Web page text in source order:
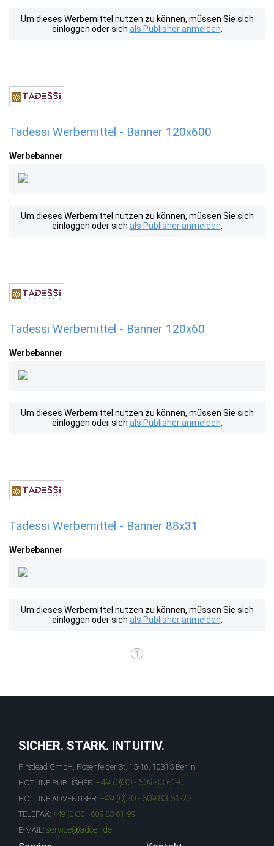
Um dieses Werbemittel nutzen zu können, müssen Sie sich
einloggen oder sich als Publisher anmelden
Tadessi Werbemittel - Banner 120x600
Werbebanner
Um dieses Werbemittel nutzen zu können, müssen Sie sich
einloggen oder sich als Publisher anmelden
Tadessi Werbemittel - Banner 120x60
Werbebanner
Um dieses Werbemittel nutzen zu können, müssen Sie sich
einloggen oder sich als Publisher anmelden
Tadessi Werbemittel - Banner 88x31
Werbebanner
Um dieses Werbemittel nutzen zu können, müssen Sie sich
einloggen oder sich als Publisher anmelden
1
SICHER. STARK. INTUITIV.
Firstlead GmbH, Rosenfelder St. 15-16, 10315 Berlin
HOTLINE PUBLISHER: +49 (0)30 - 609 83 61-0
HOTLINE ADVERTISER: +49 (0)30 - 609 83 61-23
TELEFAX: +49 (0)30 - 609 83 61-99
E-MAIL: service@adcell.de